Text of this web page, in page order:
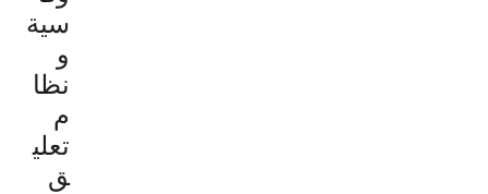
سية
و
نظا
م
تعلي
ق